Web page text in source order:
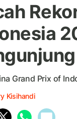
Grand Prix of
Kisihandi